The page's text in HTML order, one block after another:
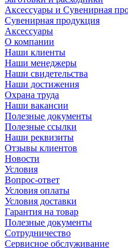
Аксессуары и Сувенирная
Сувенирная продукция
Аксессуары
О компании
Наши клиенты
Наши менеджеры
Наши свидетельства
Наши достижения
Охрана труда
Наши вакансии
Полезные документы
Полезные ссылки
Наши реквизиты
Отзывы клиентов
Новости
Условия
Вопрос-ответ
Условия оплаты
Условия доставки
Гарантия на товар
Полезные документы
Сотрудничество
Сервисное обслуживание